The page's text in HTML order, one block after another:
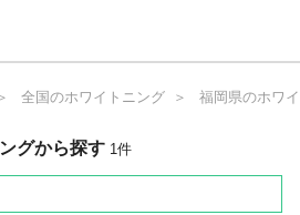
全国のホワイトニング 福岡県のホワ
グから探す 1件